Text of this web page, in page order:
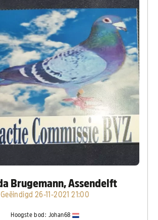
Brugemann, Assendelft
Geëindigd 26-11-2021 21:00
Hoogste bod: Johan68